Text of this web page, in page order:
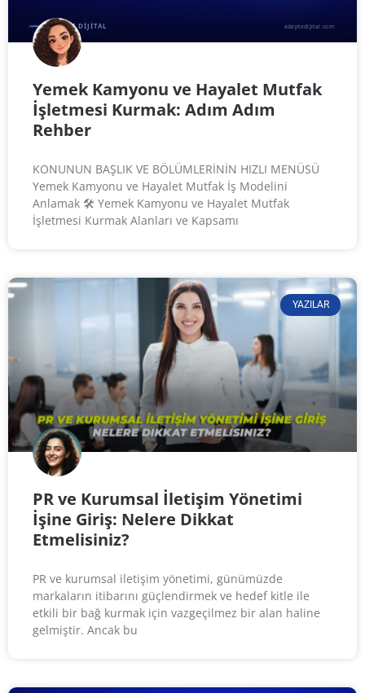
Yemek Kamyonu ve Hayalet Mutfak
İşletmesi Kurmak: Adım Adım
Rehber
KONUNUN BAŞLIK VE BÖLÜMLERİNİN HIZLI MENÜSÜ
Yemek Kamyonu ve Hayalet Mutfak İş Modelini
Anlamak 🛠️ Yemek Kamyonu ve Hayalet Mutfak
İşletmesi Kurmak Alanları ve Kapsamı
YAZILAR
PR ve Kurumsal İletişim Yönetimi
İşine Giriş: Nelere Dikkat
Etmelisiniz?
PR ve kurumsal iletişim yönetimi, günümüzde
markaların itibarını güçlendirmek ve hedef kitle ile
etkili bir bağ kurmak için vazgeçilmez bir alan haline
gelmiştir. Ancak bu